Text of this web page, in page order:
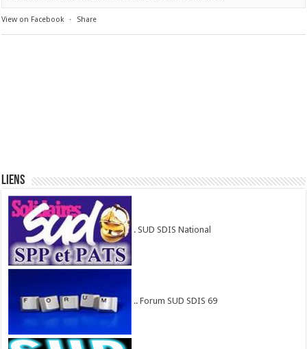
View on Facebook · Share
Liens
. SUD SDIS National
.. Forum SUD SDIS 69